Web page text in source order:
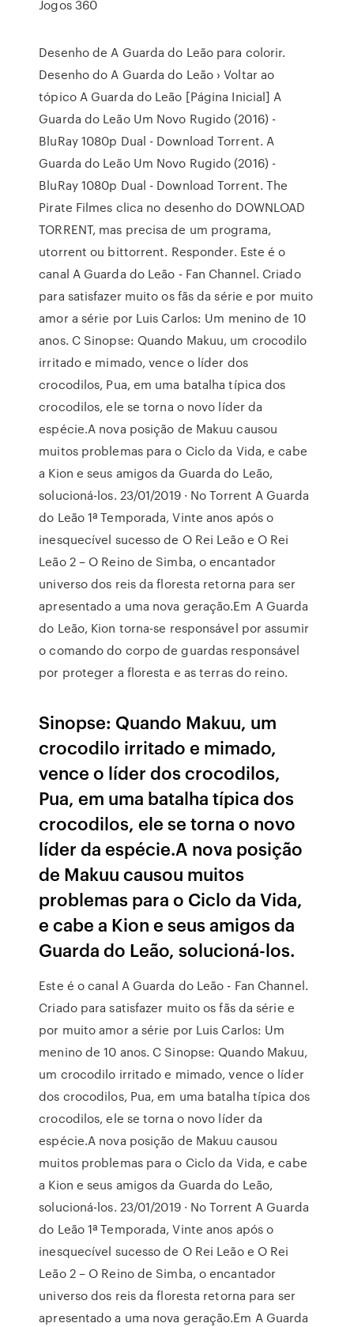
Jogos 360
Desenho de A Guarda do Leão para colorir.
Desenho do A Guarda do Leão › Voltar ao
tópico A Guarda do Leão [Página Inicial] A
Guarda do Leão Um Novo Rugido (2016) -
BluRay 1080p Dual - Download Torrent. A
Guarda do Leão Um Novo Rugido (2016) -
BluRay 1080p Dual - Download Torrent. The
Pirate Filmes clica no desenho do DOWNLOAD
TORRENT, mas precisa de um programa,
utorrent ou bittorrent. Responder. Este é o
canal A Guarda do Leão - Fan Channel. Criado
para satisfazer muito os fãs da série e por muito
amor a série por Luis Carlos: Um menino de 10
anos. C Sinopse: Quando Makuu, um crocodilo
irritado e mimado, vence o líder dos
crocodilos, Pua, em uma batalha típica dos
crocodilos, ele se torna o novo líder da
espécie.A nova posição de Makuu causou
muitos problemas para o Ciclo da Vida, e cabe
a Kion e seus amigos da Guarda do Leão,
solucioná-los. 23/01/2019 · No Torrent A Guarda
do Leão 1ª Temporada, Vinte anos após o
inesquecível sucesso de O Rei Leão e O Rei
Leão 2 – O Reino de Simba, o encantador
universo dos reis da floresta retorna para ser
apresentado a uma nova geração.Em A Guarda
do Leão, Kion torna-se responsável por assumir
o comando do corpo de guardas responsável
por proteger a floresta e as terras do reino.
Sinopse: Quando Makuu, um
crocodilo irritado e mimado,
vence o líder dos crocodilos,
Pua, em uma batalha típica dos
crocodilos, ele se torna o novo
líder da espécie.A nova posição
de Makuu causou muitos
problemas para o Ciclo da Vida,
e cabe a Kion e seus amigos da
Guarda do Leão, solucioná-los.
Este é o canal A Guarda do Leão - Fan Channel.
Criado para satisfazer muito os fãs da série e
por muito amor a série por Luis Carlos: Um
menino de 10 anos. C Sinopse: Quando Makuu,
um crocodilo irritado e mimado, vence o líder
dos crocodilos, Pua, em uma batalha típica dos
crocodilos, ele se torna o novo líder da
espécie.A nova posição de Makuu causou
muitos problemas para o Ciclo da Vida, e cabe
a Kion e seus amigos da Guarda do Leão,
solucioná-los. 23/01/2019 · No Torrent A Guarda
do Leão 1ª Temporada, Vinte anos após o
inesquecível sucesso de O Rei Leão e O Rei
Leão 2 – O Reino de Simba, o encantador
universo dos reis da floresta retorna para ser
apresentado a uma nova geração.Em A Guarda